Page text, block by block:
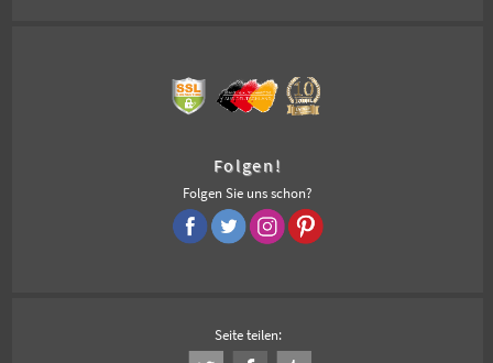
Folgen!
Folgen Sie uns schon?
Seite teilen: